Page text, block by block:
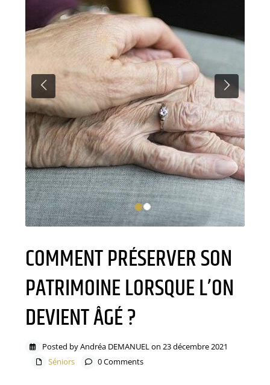
PREVIOUS NEXT
COMMENT PRÉSERVER SON
PATRIMOINE LORSQUE L’ON
DEVIENT ÂGÉ ?
Posted by Andréa DEMANUEL on 23 décembre 2021
Séniors
0 Comments